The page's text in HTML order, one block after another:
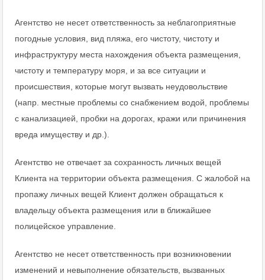
Агентство не несет ответственность за неблагоприятные
погодные условия, вид пляжа, его чистоту, чистоту и
инфраструктуру места нахождения объекта размещения,
чистоту и температуру моря, и за все ситуации и
происшествия, которые могут вызвать неудовольствие
(напр. местные проблемы со снабжением водой, проблемы
с канализацией, пробки на дорогах, кражи или причинения
вреда имуществу и др.).
Агентство не отвечает за сохранность личных вещей
Клиента на территории объекта размещения. С жалобой на
пропажу личных вещей Клиент должен обращаться к
владельцу объекта размещения или в ближайшее
полицейское управление.
Агентство не несет ответственность при возникновении
изменений и невыполнение обязательств, вызванных